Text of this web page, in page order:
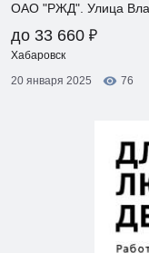
ОАО "РЖД". Улица
до 33 660 ₽
Хабаровск
20 января 2025
76